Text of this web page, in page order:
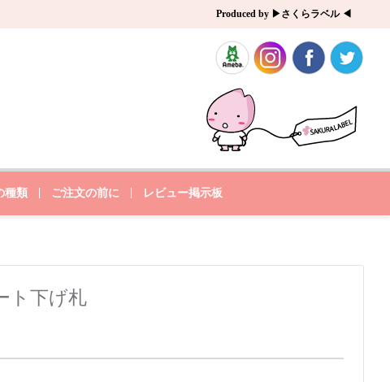
Produced by ▶さくらラベル ◀
種類 ご注文の前に レビュー掲示板
ト下げ札